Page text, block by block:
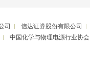
司 信达证券股份有限公司
中国化学与物理电源行业协会